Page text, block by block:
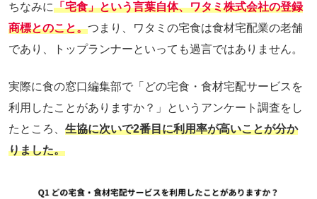
ちなみに「宅食」という言葉自体、ワタミ株式会社の登録
商標とのこと。つまり、ワタミの宅食は食材宅配業の老舗
であり、トップランナーといっても過言ではありません。
実際に食の窓口編集部で「どの宅食・食材宅配サービスを
利用したことがありますか？」というアンケート調査をし
たところ、 生協に次いで2番目に利用率が高いことが分か
りました。